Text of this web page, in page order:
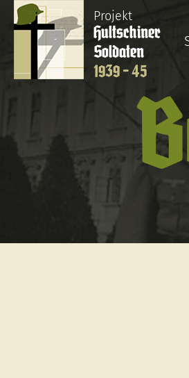
Projekt
Hultschiner
Soldaten
1939 - 45